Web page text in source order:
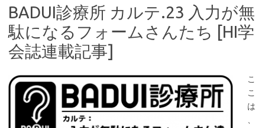
BADUI診療所 カルテ.23 入力が無
駄になるフォームさんたち [HI学
会誌連載記事]
こ
こ
は